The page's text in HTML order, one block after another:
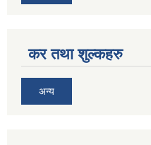
कर तथा शुल्कहरु
अन्य